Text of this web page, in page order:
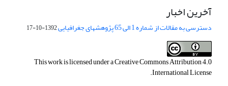
آخرین اخبار
دسترسی به مقالات از شماره 1 الی 65 پژوهشهای جغرافیایی 1392-10-17
This work is licensed under aCreative Commons Attribution 4.0
International License
.